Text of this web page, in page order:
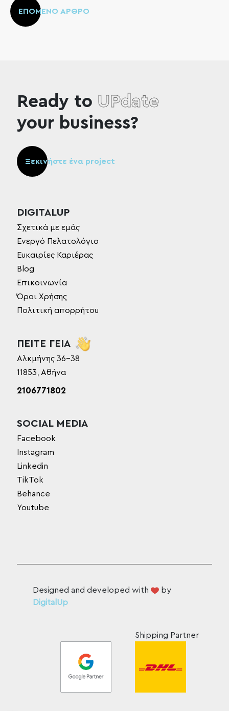
ΕΠΟΜΕΝΟ ΑΡΘΡΟ
Ready to UPdate
your business?
Ξεκινήστε ένα project
DIGITALUP
Σχετικά με εμάς
Ενεργό Πελατολόγιο
Ευκαιρίες Καριέρας
Blog
Επικοινωνία
Όροι Χρήσης
Πολιτική απορρήτου
ΠΕΙΤΕ ΓΕΙΑ
Αλκμήνης 36-38
11853, Αθήνα
2106771802
SOCIAL MEDIA
Facebook
Instagram
Linkedin
TikTok
Behance
Youtube
Designed and developed with
by
DigitalUp
Shipping Partner